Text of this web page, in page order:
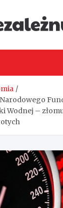
Wodnej –